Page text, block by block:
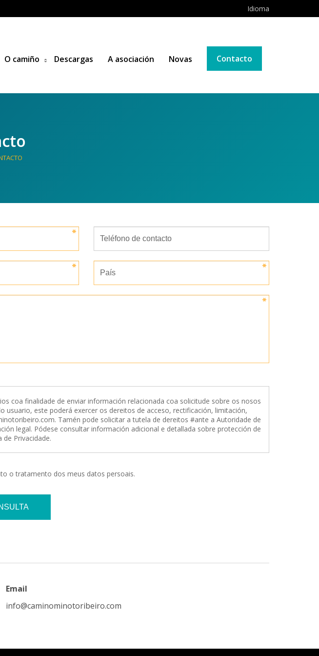
Idioma
O camiño Descargas A asociación Novas Contacto
coa finalidade de enviar información relacionada coa solicitude sobre os nosos
este poderá exercer os dereitos de acceso, rectificación, limitación,
Tamén pode solicitar a tutela de dereitos #ante a Autoridade de
legal. Pódese consultar información adicional e detallada sobre protección de
Privacidade.
o tratamento dos meus datos persoais.
Email
info@caminominotoribeiro.com